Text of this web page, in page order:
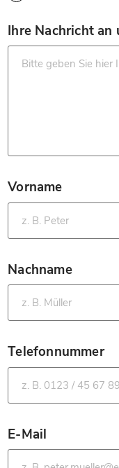
Ihre Nachricht an
Vorname
*
Nachname
*
Telefonnummer
*
E-Mail
*